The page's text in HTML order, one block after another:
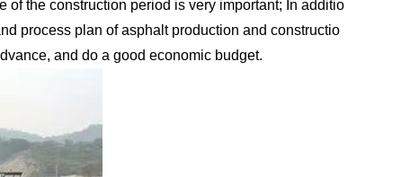
the construction period is very important; In additio
process plan of asphalt production and constructio
and do a good economic budget.